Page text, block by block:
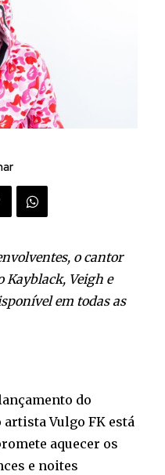
o cantor
Kayblack, Veigh e
em todas as
do
artista Vulgo FK está
aquecer os
e noites